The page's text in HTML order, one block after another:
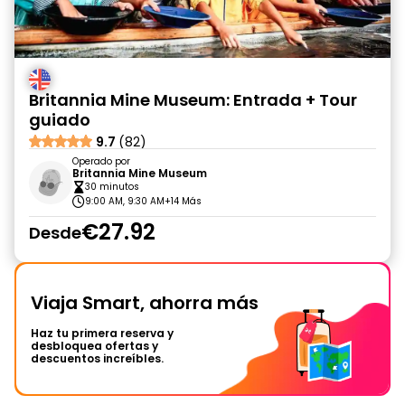
Britannia Mine Museum: Entrada + Tour
guiado
9.7 (82)
Operado por
Britannia Mine Museum
30 minutos
9:00 AM, 9:30 AM+14 Más
Desde€27.92
Viaja Smart, ahorra más
Haz tu primera reserva y
desbloquea ofertas y
descuentos increíbles.